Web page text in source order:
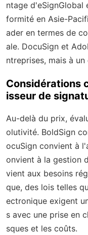
ntage
formité en Asie-
ader en termes de
ale. DocuSign et
ntreprises, mais à
Considérations
isseur de
Au-delà du prix,
olutivité. BoldSign
ocuSign convient à
onvient à la gestion
vient aux besoins
que, des lois telles
ectronique exigent
s avec une prise en
sques et les coûts.